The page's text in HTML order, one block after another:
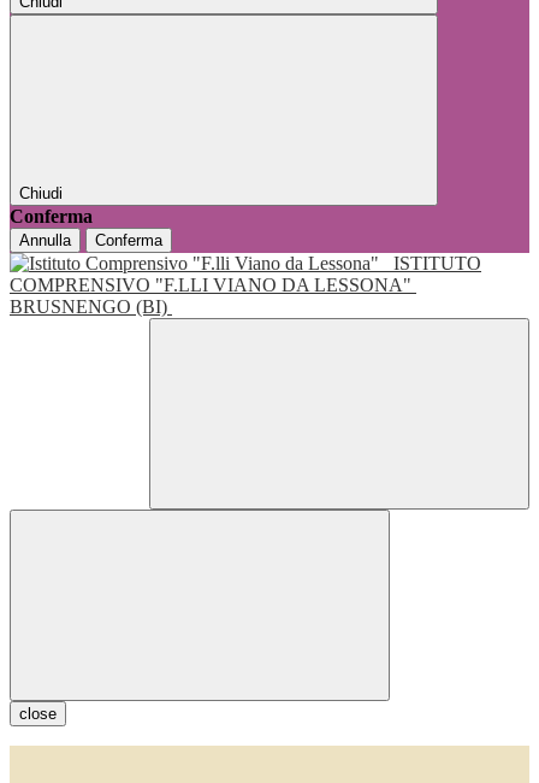
Chiudi
Conferma
Annulla Conferma
ISTITUTO
COMPRENSIVO "F.LLI VIANO DA LESSONA"
BRUSNENGO (BI)
close